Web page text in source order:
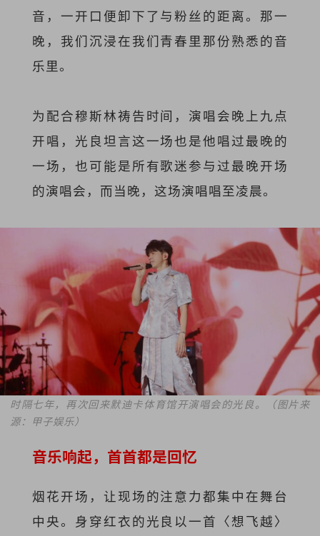
音，一开口便卸下了与粉丝的距离。那一
晚，我们沉浸在我们青春里那份熟悉的音
乐里。
为配合穆斯林祷告时间，演唱会晚上九点
开唱，光良坦言这一场也是他唱过最晚的
一场，也可能是所有歌迷参与过最晚开场
的演唱会，而当晚，这场演唱唱至凌晨。
时隔七年，再次回来默迪卡体育馆开演唱会的光良。（图片来
源：甲子娱乐）
音乐响起，首首都是回忆
烟花开场，让现场的注意力都集中在舞台
中央。身穿红衣的光良以一首〈想飞越〉